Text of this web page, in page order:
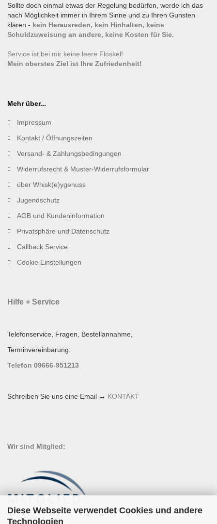
Diese Webseite verwendet Cookies und andere
Technologien
Sollte doch einmal etwas der Regelung bedürfen, werde ich das
nach Möglichkeit immer in Ihrem Sinne und zu Ihren Gunsten
klären - kein Herausreden, kein Hinhalten, keine
Schuldzuweisung an andere, keine Kosten für Sie.
Service ist bei mir keine leere Floskel!
Mein oberstes Ziel ist Ihre Zufriedenheit!
Mehr über...
Impressum
Kontakt / Öffnungszeiten
Versand- & Zahlungsbedingungen
Widerrufsrecht & Muster-Widerrufsformular
über Whisk(e)ygenuss
Jugendschutz
AGB und Kundeninformation
Privatsphäre und Datenschutz
Callback Service
Cookie Einstellungen
Hilfe + Service
Telefonservice, Fragen, Bestellannahme,
Terminvereinbarung:
Telefon 09666-951213
Schreiben Sie uns eine Email → KONTAKT
Wir sind Mitglied: